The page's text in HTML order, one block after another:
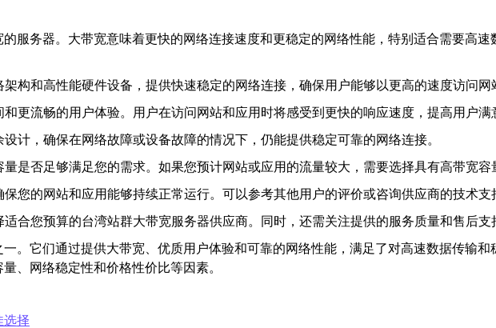
服务器。大带宽意味着更快的网络连接速度和更稳定的网络性能，特别适合需要高
构和高性能硬件设备，提供快速稳定的网络连接，确保用户能够以更高的速度访问网
更流畅的用户体验。用户在访问网站和应用时将感受到更快的响应速度，提高用户满
计，确保在网络故障或设备故障的情况下，仍能提供稳定可靠的网络连接。
是否足够满足您的需求。如果您预计网站或应用的流量较大，需要选择具有高带宽容
您的网站和应用能够持续正常运行。可以参考其他用户的评价或咨询供应商的技术支
合您预算的台湾站群大带宽服务器供应商。同时，还需关注提供的服务质量和售后支
。它们通过提供大带宽、优质用户体验和可靠的网络性能，满足了对高速数据传输
、网络稳定性和价格性价比等因素。
选择